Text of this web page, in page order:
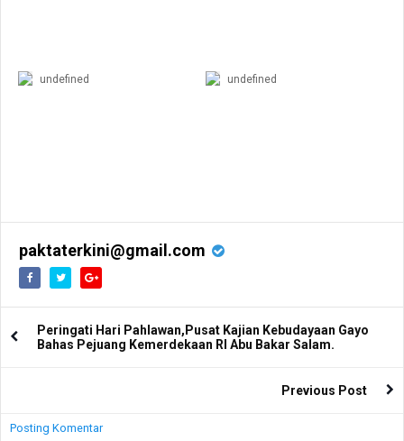
undefined undefined
paktaterkini@gmail.com
Peringati Hari Pahlawan,Pusat Kajian Kebudayaan Gayo
Bahas Pejuang Kemerdekaan RI Abu Bakar Salam.
Previous Post
Posting Komentar